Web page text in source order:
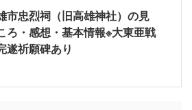
市忠烈祠（旧高雄神社）の見
ろ・感想・基本情報※大東亜戦
遂祈願碑あり